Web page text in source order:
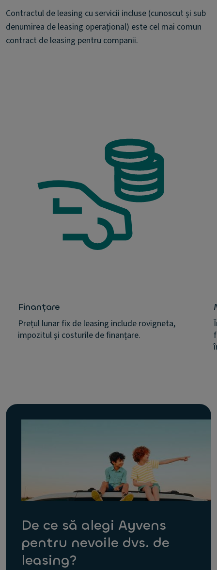
Contractul de leasing cu servicii incluse (cunoscut și sub
denumirea de leasing operațional) este cel mai comun
contract de leasing pentru companii.
Finanțare
Prețul lunar fix de leasing include rovigneta,
impozitul și costurile de finanțare.
De ce să alegi Ayvens
pentru nevoile dvs. de
leasing?